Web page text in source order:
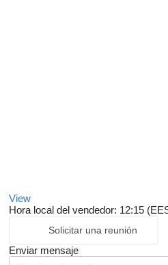
View
Hora local del vendedor: 12:15
Solicitar una reunión
Enviar mensaje